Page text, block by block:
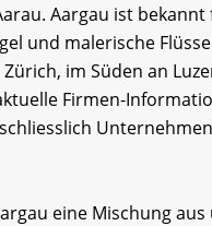
Aargau ist bekannt
und malerische
im Süden an
Firmen-
eine Mischung